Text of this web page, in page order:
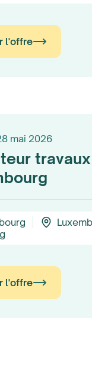
l'offre
mai 2026
travaux
l'offre